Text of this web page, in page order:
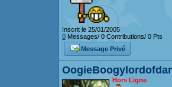
Inscrit le 25/01/2005
0 Messages/ 0 Contributions/ 0 Pts
Message Privé
Hors Ligne